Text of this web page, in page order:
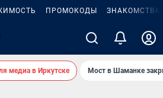
ПРОМОКОДЫ ЗНАКОМСТВА
медиа в Иркутске Мост в Шаманке